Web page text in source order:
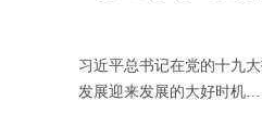
习近平总书记在党的十九
发展迎来发展的大好时机